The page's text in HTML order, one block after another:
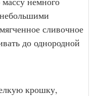
сливочное
до однородной
крошку,